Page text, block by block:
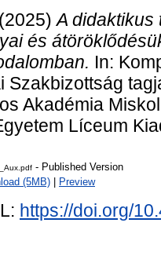
(2025)A didaktikus
és
In:
Szakbizottság
Akadémia
Líceum
- Published Version
(5MB)
Preview
https://doi.org/